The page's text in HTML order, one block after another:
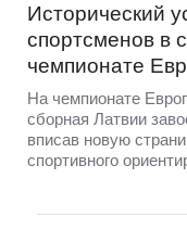
Исторический
спортсменов в
чемпионате
На чемпионате
сборная Латвии
вписав новую
спортивного